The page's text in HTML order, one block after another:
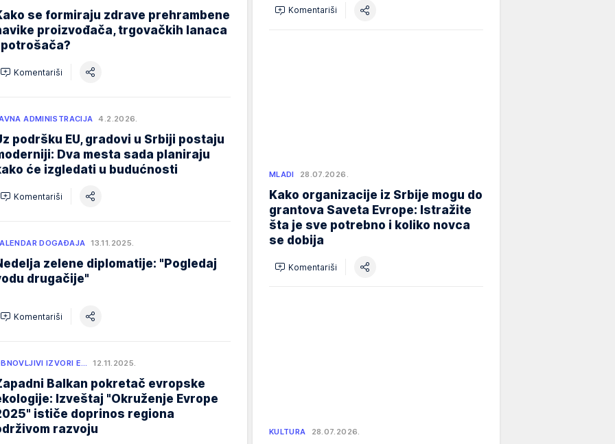
se formiraju zdrave prehrambene
proizvođača, trgovačkih lanaca
Komentariši
ADMINISTRACIJA 4.2.2026.
podršku EU, gradovi u Srbiji postaju
Dva mesta sada planiraju
će izgledati u budućnosti
Komentariši
DOGAĐAJA 13.11.2025.
zelene diplomatije: "Pogledaj
drugačije"
Komentariši
IZVORI E… 12.11.2025.
Balkan pokretač evropske
Izveštaj "Okruženje Evrope
ističe doprinos regiona
razvoju
Komentariši
MLADI 28.07.2026.
Kako organizacije iz Srbije mogu do
grantova Saveta Evrope: Istražite
šta je sve potrebno i koliko novca
se dobija
Komentariši
KULTURA 28.07.2026.